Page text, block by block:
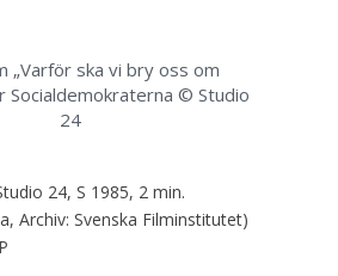
„Varför ska vi bry oss om
Socialdemokraterna © Studio
24
24, S 1985, 2 min.
Archiv: Svenska Filminstitutet)